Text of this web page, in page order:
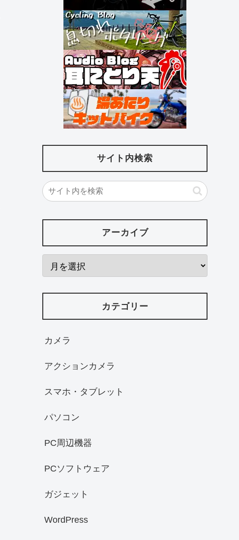
サイト内検索
アーカイブ
カテゴリー
カメラ
アクションカメラ
スマホ・タブレット
パソコン
PC周辺機器
PCソフトウェア
ガジェット
WordPress